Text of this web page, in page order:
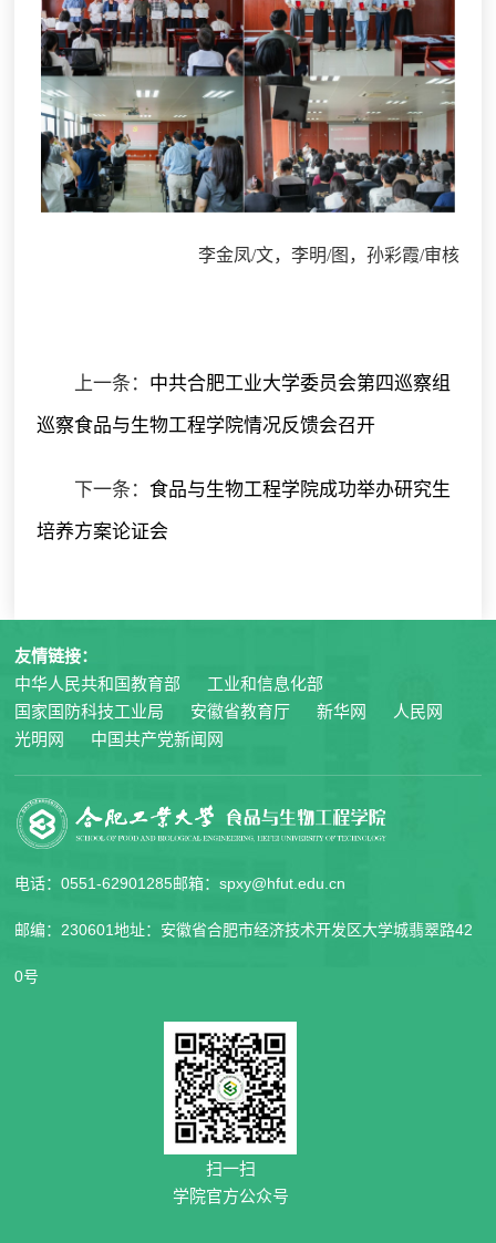
李金凤/文，李明/图，孙彩霞/审核
上一条： 中共合肥工业大学委员会第四巡察组
巡察食品与生物工程学院情况反馈会召开
下一条：食品与生物工程学院成功举办研究生
培养方案论证会
友情链接：
中华人民共和国教育部
工业和信息化部
国家国防科技工业局
安徽省教育厅 新华网
人民网
光明网
中国共产党新闻网
电话：0551-62901285邮箱：spxy@hfut.edu.cn
邮编：230601地址：安徽省合肥市经济技术开发区大学城翡翠路42
0号
扫一扫
学院官方公众号